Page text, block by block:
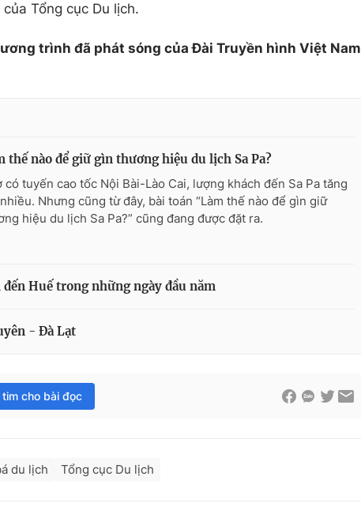
Tổng cục Du lịch.
trình đã phát sóng của Đài Truyền hình Việt Nam
thế nào để giữ gìn thương hiệu du lịch Sa Pa?
có tuyến cao tốc Nội Bài-Lào Cai, lượng khách đến Sa Pa tăng
Nhưng cũng từ đây, bài toán “Làm thế nào để gìn giữ
hiệu du lịch Sa Pa?” cũng đang được đặt ra.
Huế trong những ngày đầu năm
- Đà Lạt
tim cho bài đọc
du lịch Tổng cục Du lịch